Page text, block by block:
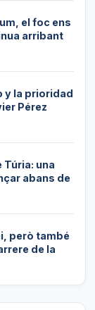
el foc ens
arribant
y la prioridad
Pérez
Túria: una
abans de
però també
de la